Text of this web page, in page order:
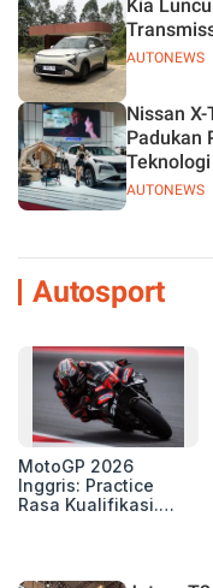
AUTONEWS
Kia
AUTONEWS
Nissan X-
Padukan
Autosport
MotoGP 2026
Inggris: Practice
Rasa Kualifikasi.
Silverstone!